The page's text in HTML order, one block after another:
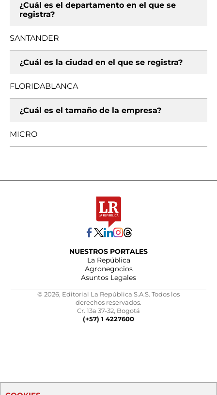
¿Cuál es el departamento en el que se
registra?
SANTANDER
¿Cuál es la ciudad en el que se registra?
FLORIDABLANCA
¿Cuál es el tamaño de la empresa?
MICRO
NUESTROS PORTALES
La República
Agronegocios
Asuntos Legales
© 2026, Editorial La República S.A.S. Todos los
derechos reservados.
Cr. 13a 37-32, Bogotá
(+57) 1 4227600